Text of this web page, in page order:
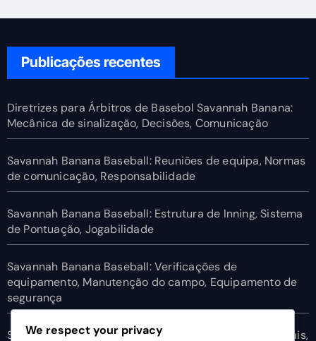
Publicações recentes
Diretrizes para Árbitros de Basebol Savannah Banana:
Mecânica de sinalização, Decisões, Comunicação
Savannah Banana Baseball: Reuniões de equipa, Normas
de comunicação, Responsabilidade
Savannah Banana Baseball: Estrutura de Inning, Sistema
de Pontuação, Jogabilidade
Savannah Banana Baseball: Verificações de
equipamento, Manutenção do campo, Equipamento de
segurança
Savannah Banana Baseball: Diretrizes para redes sociais,
We respect your privacy